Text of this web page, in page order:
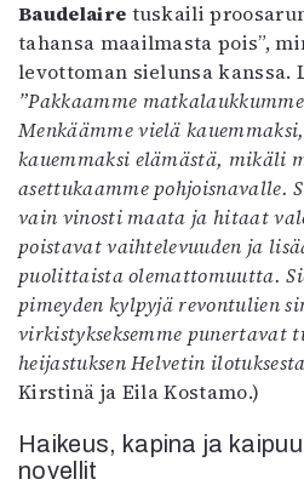
Baudelaire tuskaili
tahansa maailmasta pois”,
levottoman sielunsa kanssa.
”Pakkaamme
Menkäämme vielä
kauemmaksi elämästä, mikäli
asettukaamme pohjoisnavalle.
vain vinosti maata ja hitaat
poistavat vaihtelevuuden ja
puolittaista olemattomuutta.
pimeyden kylpyjä revontulien
virkistykseksemme punertavat
heijastuksen Helvetin
Kirstinä ja Eila Kostamo.)
Haikeus, kapina ja
novellit